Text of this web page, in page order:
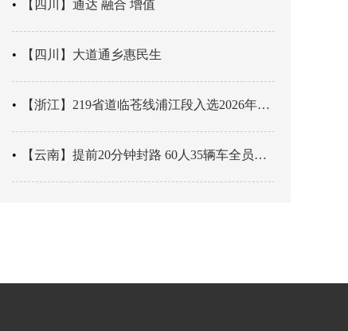
【四川】通达 融合 增值
【四川】大道通乡惠民生
【浙江】219省道临苍线浦江段入选2026年度美丽公路项目展示交流活动名单
【云南】提前20分钟封路 60人35辆车全员平安